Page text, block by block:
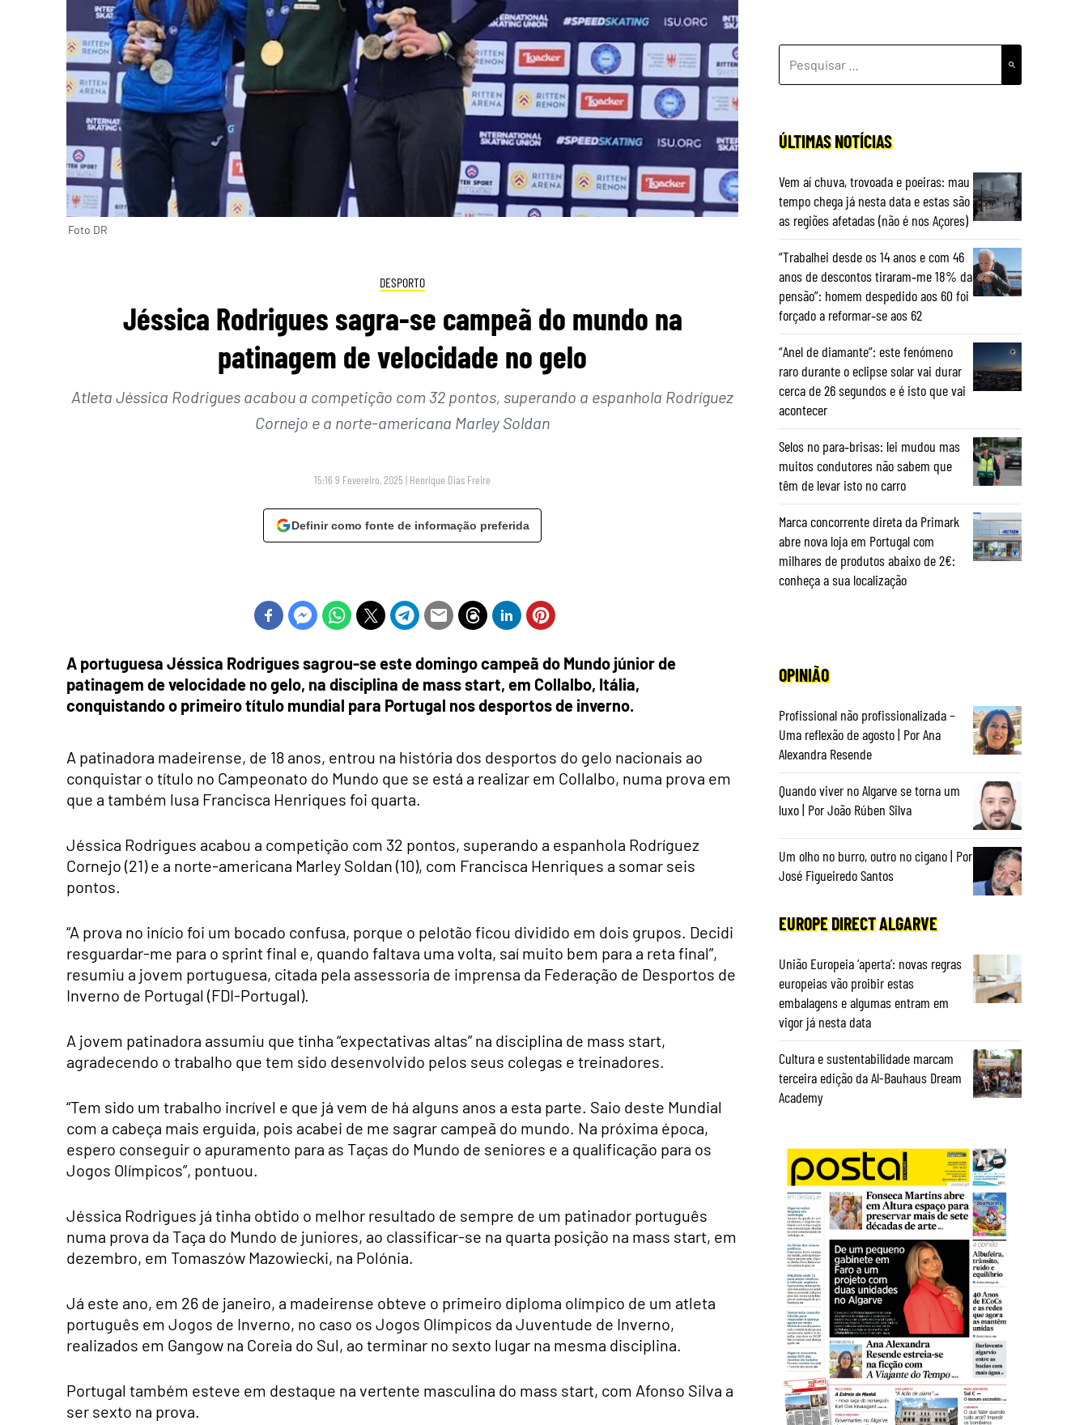
Foto DR
DESPORTO
Jéssica Rodrigues sagra-se campeã do mundo na
patinagem de velocidade no gelo
Atleta Jéssica Rodrigues acabou a competição com 32 pontos, superando a espanhola Rodríguez
Cornejo e a norte-americana Marley Soldan
15:16 9 Fevereiro, 2025 | Henrique Dias Freire
Definir como fonte de informação preferida
A portuguesa Jéssica Rodrigues sagrou-se este domingo campeã do Mundo júnior de
patinagem de velocidade no gelo, na disciplina de mass start, em Collalbo, Itália,
conquistando o primeiro título mundial para Portugal nos desportos de inverno.
A patinadora madeirense, de 18 anos, entrou na história dos desportos do gelo nacionais ao
conquistar o título no Campeonato do Mundo que se está a realizar em Collalbo, numa prova em
que a também lusa Francisca Henriques foi quarta.
Jéssica Rodrigues acabou a competição com 32 pontos, superando a espanhola Rodríguez
Cornejo (21) e a norte-americana Marley Soldan (10), com Francisca Henriques a somar seis
pontos.
“A prova no início foi um bocado confusa, porque o pelotão ficou dividido em dois grupos. Decidi
resguardar-me para o sprint final e, quando faltava uma volta, saí muito bem para a reta final”,
resumiu a jovem portuguesa, citada pela assessoria de imprensa da Federação de Desportos de
Inverno de Portugal (FDI-Portugal).
A jovem patinadora assumiu que tinha “expectativas altas” na disciplina de mass start,
agradecendo o trabalho que tem sido desenvolvido pelos seus colegas e treinadores.
“Tem sido um trabalho incrível e que já vem de há alguns anos a esta parte. Saio deste Mundial
com a cabeça mais erguida, pois acabei de me sagrar campeã do mundo. Na próxima época,
espero conseguir o apuramento para as Taças do Mundo de seniores e a qualificação para os
Jogos Olímpicos”, pontuou.
Jéssica Rodrigues já tinha obtido o melhor resultado de sempre de um patinador português
numa prova da Taça do Mundo de juniores, ao classificar-se na quarta posição na mass start, em
dezembro, em Tomaszów Mazowiecki, na Polónia.
Já este ano, em 26 de janeiro, a madeirense obteve o primeiro diploma olímpico de um atleta
português em Jogos de Inverno, no caso os Jogos Olímpicos da Juventude de Inverno,
realizados em Gangow na Coreia do Sul, ao terminar no sexto lugar na mesma disciplina.
Portugal também esteve em destaque na vertente masculina do mass start, com Afonso Silva a
ser sexto na prova.
POR:
ÚLTIMAS NOTÍCIAS
Vem aí chuva, trovoada e poeiras: mau
tempo chega já nesta data e estas são
as regiões afetadas (não é nos Açores)
“Trabalhei desde os 14 anos e com 46
anos de descontos tiraram‑me 18% da
pensão”: homem despedido aos 60 foi
forçado a reformar‑se aos 62
“Anel de diamante”: este fenómeno
raro durante o eclipse solar vai durar
cerca de 26 segundos e é isto que vai
acontecer
Selos no para‑brisas: lei mudou mas
muitos condutores não sabem que
têm de levar isto no carro
Marca concorrente direta da Primark
abre nova loja em Portugal com
milhares de produtos abaixo de 2€:
conheça a sua localização
OPINIÃO
Profissional não profissionalizada –
Uma reflexão de agosto | Por Ana
Alexandra Resende
Quando viver no Algarve se torna um
luxo | Por João Rúben Silva
Um olho no burro, outro no cigano | Por
José Figueiredo Santos
EUROPE DIRECT ALGARVE
União Europeia ‘aperta’: novas regras
europeias vão proibir estas
embalagens e algumas entram em
vigor já nesta data
Cultura e sustentabilidade marcam
terceira edição da Al-Bauhaus Dream
Academy